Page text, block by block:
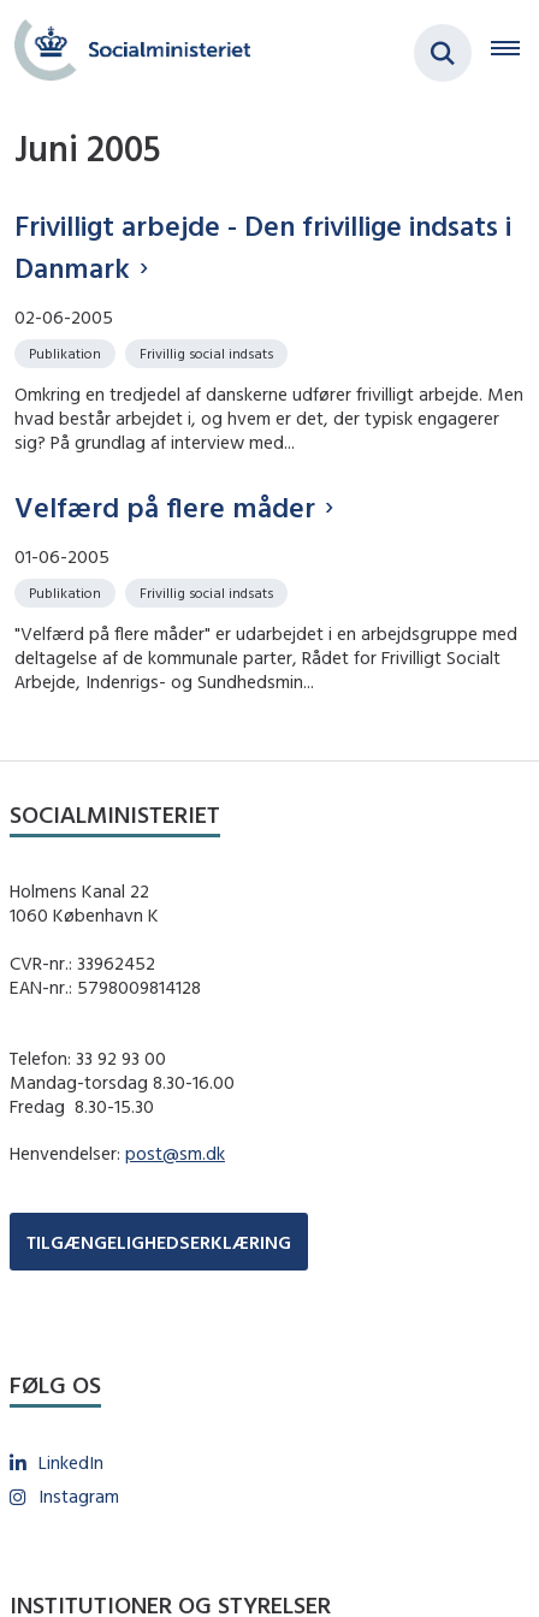
Juni 2005
Frivilligt arbejde - Den frivillige indsats i
Danmark
02-06-2005
Publikation Frivillig social indsats
Omkring en tredjedel af danskerne udfører frivilligt arbejde. Men
hvad består arbejdet i, og hvem er det, der typisk engagerer
sig? På grundlag af interview med...
Velfærd på flere måder
01-06-2005
Publikation Frivillig social indsats
"Velfærd på flere måder" er udarbejdet i en arbejdsgruppe med
deltagelse af de kommunale parter, Rådet for Frivilligt Socialt
Arbejde, Indenrigs- og Sundhedsmin...
SOCIALMINISTERIET
Holmens Kanal 22
1060 København K
CVR-nr.: 33962452
EAN-nr.: 5798009814128
Telefon: 33 92 93 00
Mandag-torsdag 8.30-16.00
Fredag ​ 8.30-15.30
Henvendelser: post@sm.dk
TILGÆNGELIGHEDSERKLÆRING
FØLG OS
LinkedIn
Instagram
INSTITUTIONER OG STYRELSER